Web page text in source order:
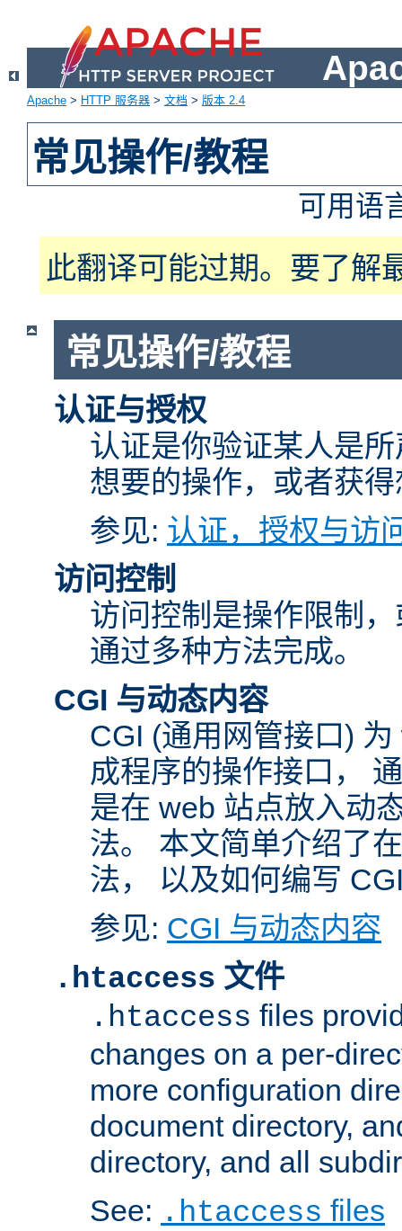
Apache > HTTP 服务器 > 文档 > 版本 2.4
常见操作/教程
可用语
此翻译可能过期。要了解
常见操作/教程
认证与授权
认证是你验证某人是
想要的操作，或者获
参见: 认证，授权与访
访问控制
访问控制是操作限制
通过多种方法完成。
CGI 与动态内容
CGI (通用网管接口)
成程序的操作接口，
是在 web 站点放入动
法。 本文简单介绍了
法， 以及如何编写
参见: CGI 与动态内容
.htaccess 文件
.htaccess files
changes on a per-
more configuration
document directory,
directory, and all
See: .htaccess files